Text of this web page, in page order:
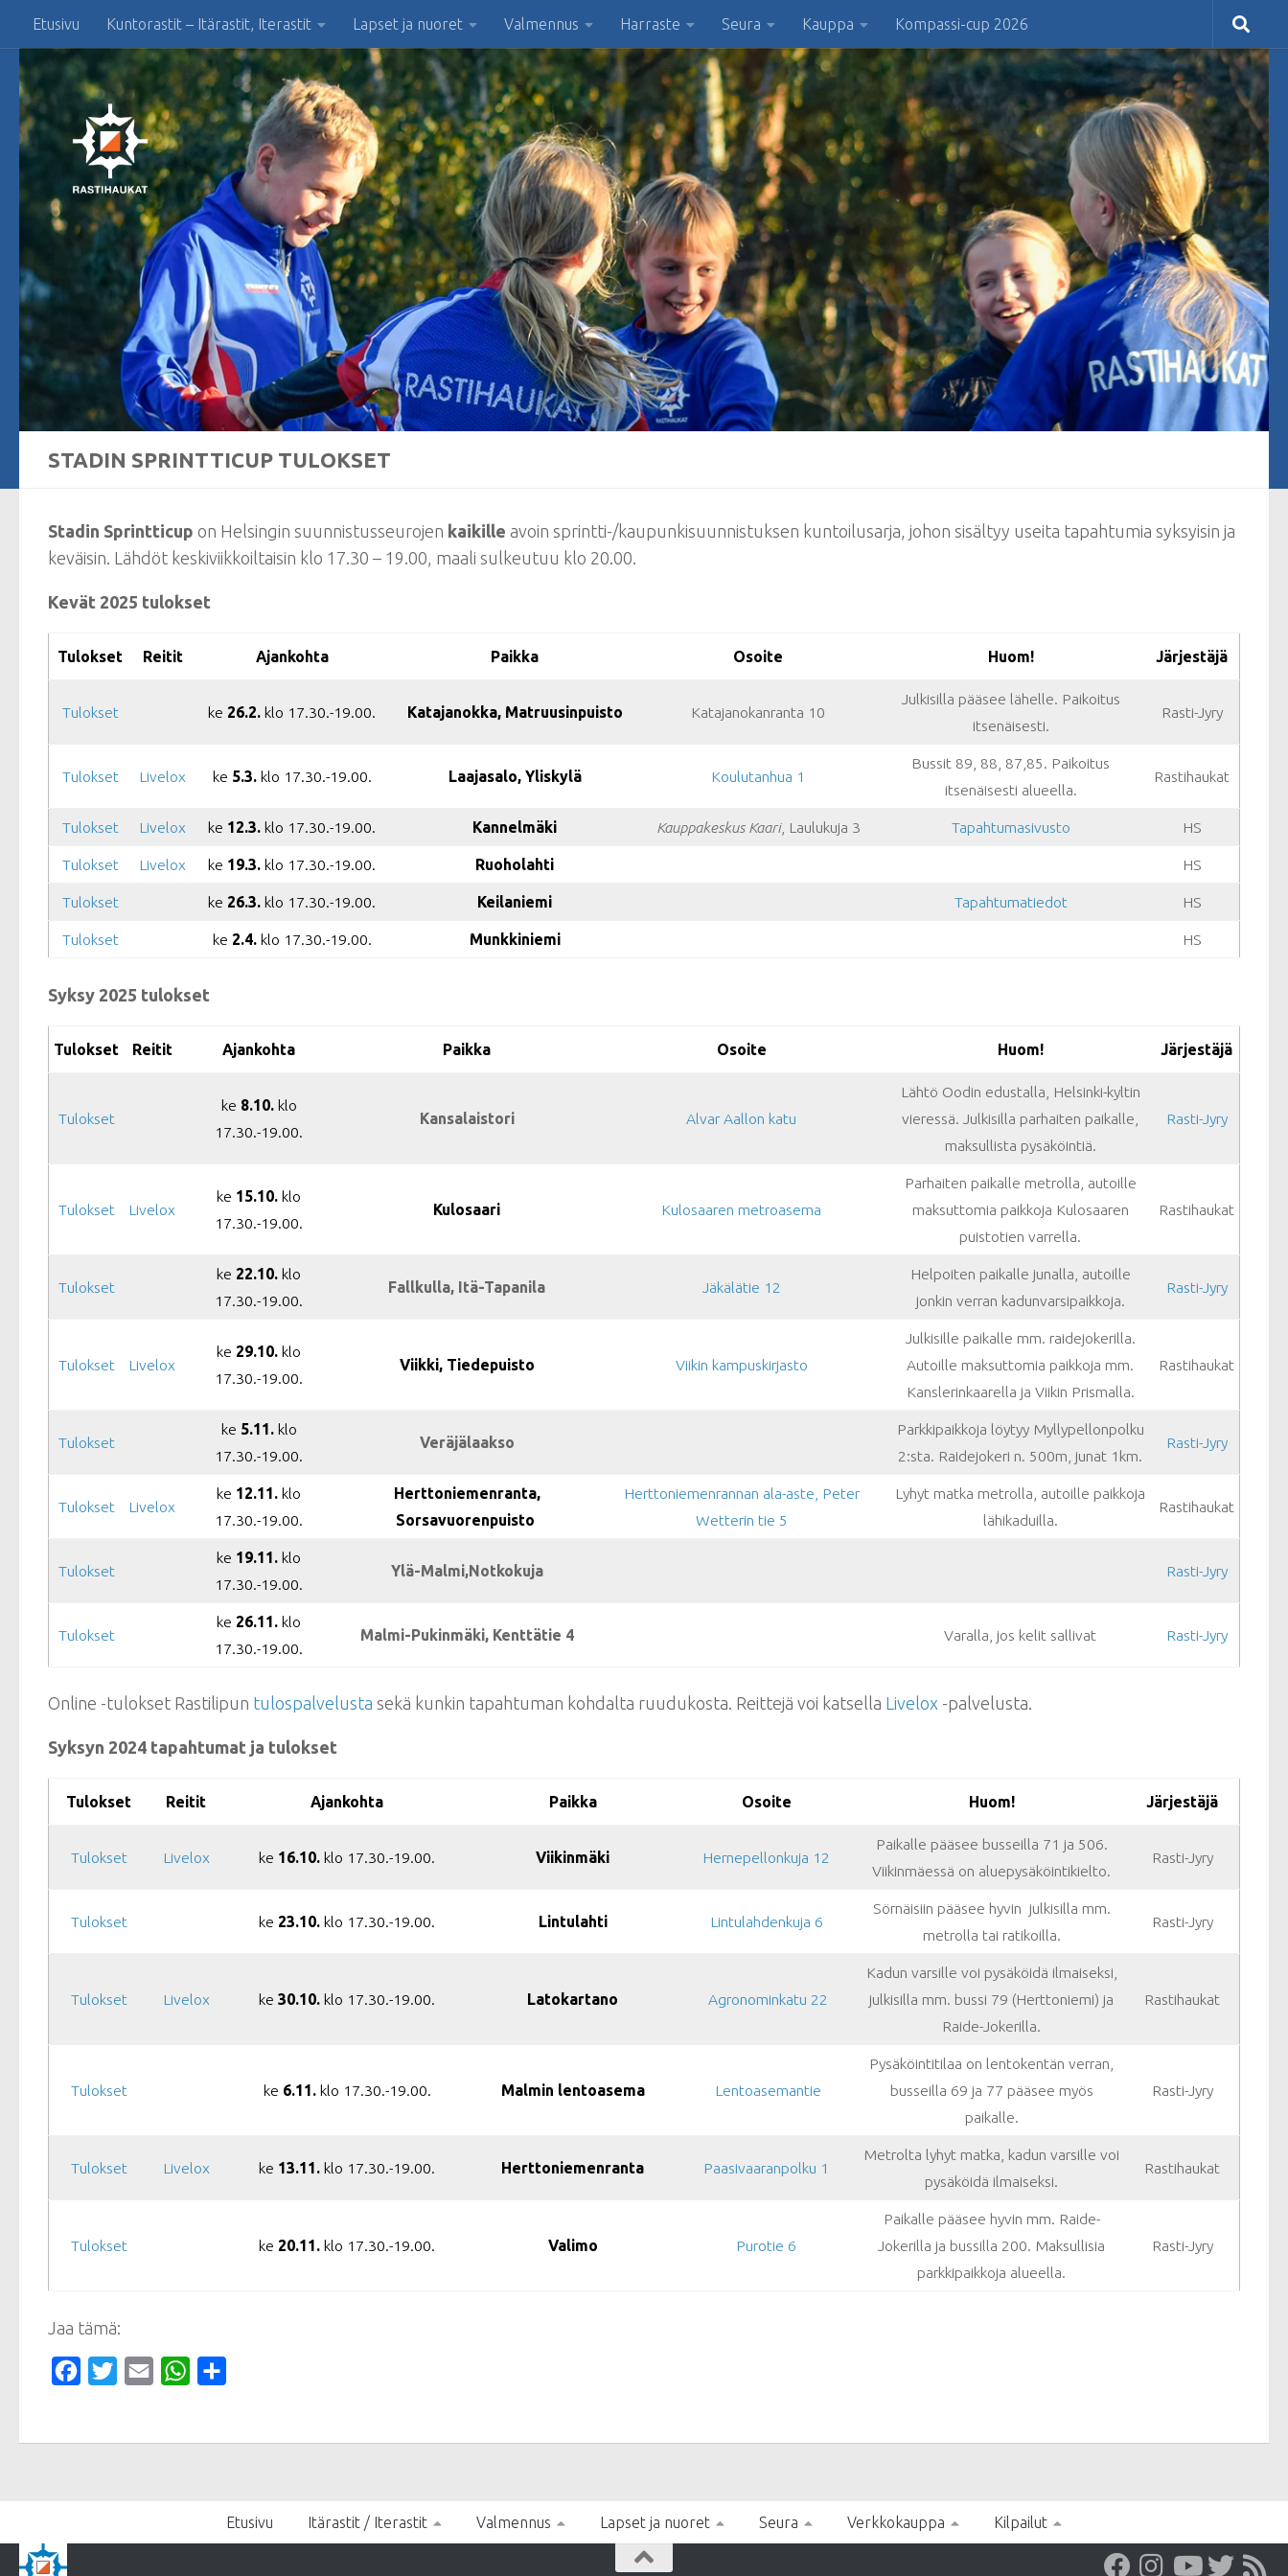
Skip to content
Etusivu Kuntorastit – Itärastit, Iterastit Lapset ja nuoret Valmennus Harraste Seura Kauppa Kompassi-cup 2026
STADIN SPRINTTICUP TULOKSET
Stadin Sprintticup on Helsingin suunnistusseurojen kaikille avoin sprintti-/kaupunkisuunnistuksen kuntoilusarja, johon sisältyy useita tapahtumia syksyisin ja
keväisin. Lähdöt keskiviikkoiltaisin klo 17.30 – 19.00, maali sulkeutuu klo 20.00.
Kevät 2025 tulokset
Tulokset Reitit Ajankohta Paikka Osoite Huom! Järjestäjä
Tulokset ke 26.2. klo 17.30.-19.00. Katajanokka, Matruusinpuisto Katajanokanranta 10
Julkisilla pääsee lähelle. Paikoitus
itsenäisesti.
Rasti-Jyry
Tulokset Livelox ke 5.3. klo 17.30.-19.00. Laajasalo, Yliskylä Koulutanhua 1
Bussit 89, 88, 87,85. Paikoitus
itsenäisesti alueella.
Rastihaukat
Tulokset Livelox ke 12.3. klo 17.30.-19.00. Kannelmäki Kauppakeskus Kaari, Laulukuja 3 Tapahtumasivusto HS
Tulokset Livelox ke 19.3. klo 17.30.-19.00. Ruoholahti HS
Tulokset ke 26.3. klo 17.30.-19.00. Keilaniemi Tapahtumatiedot HS
Tulokset ke 2.4. klo 17.30.-19.00. Munkkiniemi HS
Syksy 2025 tulokset
Tulokset Reitit Ajankohta Paikka Osoite Huom! Järjestäjä
Tulokset
ke 8.10. klo
17.30.-19.00.
Kansalaistori Alvar Aallon katu
Lähtö Oodin edustalla, Helsinki-kyltin
vieressä. Julkisilla parhaiten paikalle,
maksullista pysäköintiä.
Rasti-Jyry
Tulokset Livelox
ke 15.10. klo
17.30.-19.00.
Kulosaari Kulosaaren metroasema
Parhaiten paikalle metrolla, autoille
maksuttomia paikkoja Kulosaaren
puistotien varrella.
Rastihaukat
Tulokset
ke 22.10. klo
17.30.-19.00.
Fallkulla, Itä-Tapanila Jäkälätie 12
Helpoiten paikalle junalla, autoille
jonkin verran kadunvarsipaikkoja.
Rasti-Jyry
Tulokset Livelox
ke 29.10. klo
17.30.-19.00.
Viikki, Tiedepuisto Viikin kampuskirjasto
Julkisille paikalle mm. raidejokerilla.
Autoille maksuttomia paikkoja mm.
Kanslerinkaarella ja Viikin Prismalla.
Rastihaukat
Tulokset
ke 5.11. klo
17.30.-19.00.
Veräjälaakso
Parkkipaikkoja löytyy Myllypellonpolku
2:sta. Raidejokeri n. 500m, junat 1km.
Rasti-Jyry
Tulokset Livelox
ke 12.11. klo
17.30.-19.00.
Herttoniemenranta,
Sorsavuorenpuisto
Herttoniemenrannan ala-aste, Peter
Wetterin tie 5
Lyhyt matka metrolla, autoille paikkoja
lähikaduilla.
Rastihaukat
Tulokset
ke 19.11. klo
17.30.-19.00.
Ylä-Malmi,Notkokuja Rasti-Jyry
Tulokset
ke 26.11. klo
17.30.-19.00.
Malmi-Pukinmäki, Kenttätie 4 Varalla, jos kelit sallivat Rasti-Jyry
Online -tulokset Rastilipun tulospalvelusta sekä kunkin tapahtuman kohdalta ruudukosta. Reittejä voi katsella Livelox -palvelusta.
Syksyn 2024 tapahtumat ja tulokset
Tulokset Reitit Ajankohta Paikka Osoite Huom! Järjestäjä
Tulokset Livelox ke 16.10. klo 17.30.-19.00. Viikinmäki Hernepellonkuja 12
Paikalle pääsee busseilla 71 ja 506.
Viikinmäessä on aluepysäköintikielto.
Rasti-Jyry
Tulokset ke 23.10. klo 17.30.-19.00. Lintulahti Lintulahdenkuja 6
Sörnäisiin pääsee hyvin julkisilla mm.
metrolla tai ratikoilla.
Rasti-Jyry
Tulokset Livelox ke 30.10. klo 17.30.-19.00. Latokartano Agronominkatu 22
Kadun varsille voi pysäköidä ilmaiseksi,
julkisilla mm. bussi 79 (Herttoniemi) ja
Raide-Jokerilla.
Rastihaukat
Tulokset ke 6.11. klo 17.30.-19.00. Malmin lentoasema Lentoasemantie
Pysäköintitilaa on lentokentän verran,
busseilla 69 ja 77 pääsee myös
paikalle.
Rasti-Jyry
Tulokset Livelox ke 13.11. klo 17.30.-19.00. Herttoniemenranta Paasivaaranpolku 1
Metrolta lyhyt matka, kadun varsille voi
pysäköidä ilmaiseksi.
Rastihaukat
Tulokset ke 20.11. klo 17.30.-19.00. Valimo Purotie 6
Paikalle pääsee hyvin mm. Raide-
Jokerilla ja bussilla 200. Maksullisia
parkkipaikkoja alueella.
Rasti-Jyry
Jaa tämä:
FacebookTwitterEmail WhatsApp
Etusivu Itärastit / Iterastit Valmennus Lapset ja nuoret Seura Verkkokauppa Kilpailut